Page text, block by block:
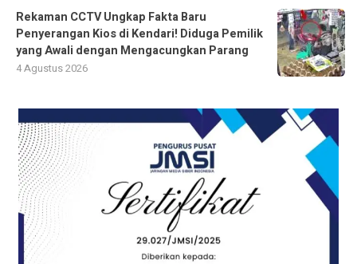
Rekaman CCTV Ungkap Fakta Baru
Penyerangan Kios di Kendari! Diduga Pemilik
yang Awali dengan Mengacungkan Parang
4 Agustus 2026